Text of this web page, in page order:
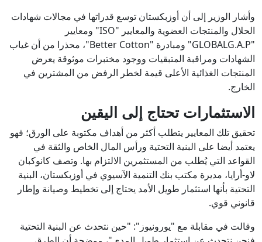
وأشار الوزير إلى أن أوزبكستان توسع قدراتها في مجالات شهادات
الحلال والمنتجات العضوية والمعايير "ISO" ومعايير
"GLOBALG.A.P" ومبادرة "Better Cotton"، محذرا من أن غياب
الشهادات ومراقبة المتبقيات ووجود مختبرات موثوقة يعرض
المنتجات الغذائية الأعلى قيمة لخطر الرفض من المشترين في
الخارج.
الاستثمارات تحتاج إلى اليقين
تحقيق تلك المعايير يتطلب أكثر من أهداف مكتوبة على الورق؛ فهو
يعتمد أيضا على البنية التحتية ورأس المال الخاص والثقة في
القواعد التي يُطلب من المستثمرين الالتزام بها. وتصف كانوكبان
لاو-أرايا، مديرة مكتب بنك التنمية الآسيوي في أوزبكستان، البنية
التحتية بأنها استثمار طويل الأمد يحتاج إلى تخطيط وصيانة وإطار
قانوني قوي.
وقالت في مقابلة مع "يورونيوز": "حين نتحدث عن البنية التحتية